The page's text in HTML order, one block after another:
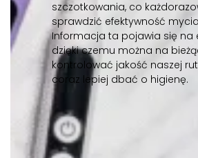
szczotkowania, co
sprawdzić efektywność
Informacja ta pojawia się na
dzięki czemu można na
kontrolować jakość naszej
coraz lepiej dbać o higienę.